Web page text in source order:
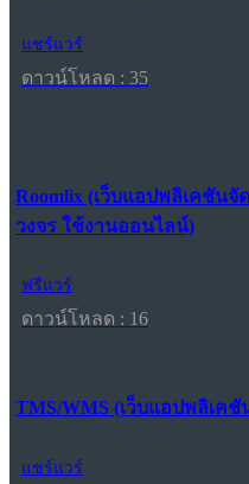
แชร์แวร์
ดาวน์โหลด : 35
Roomlix (เว็บแอปพลิเคชัน
วงจร ใช้งานออนไลน์)
ฟรีแวร์
ดาวน์โหลด : 16
TMS/WMS (เว็บแอปพลิเค
แชร์แวร์